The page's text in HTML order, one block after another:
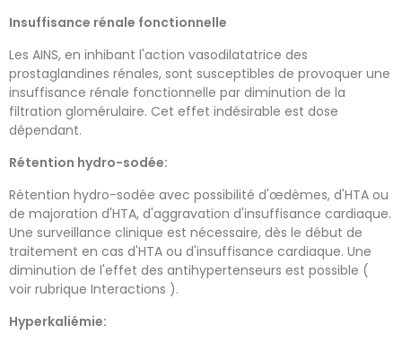
Insuffisance rénale fonctionnelle
Les AINS, en inhibant l'action vasodilatatrice des
prostaglandines rénales, sont susceptibles de provoquer une
insuffisance rénale fonctionnelle par diminution de la
filtration glomérulaire. Cet effet indésirable est dose
dépendant.
Rétention hydro-sodée:
Rétention hydro-sodée avec possibilité d'œdèmes, d'HTA ou
de majoration d'HTA, d'aggravation d'insuffisance cardiaque.
Une surveillance clinique est nécessaire, dès le début de
traitement en cas d'HTA ou d'insuffisance cardiaque. Une
diminution de l'effet des antihypertenseurs est possible (
voir rubrique Interactions ).
Hyperkaliémie: